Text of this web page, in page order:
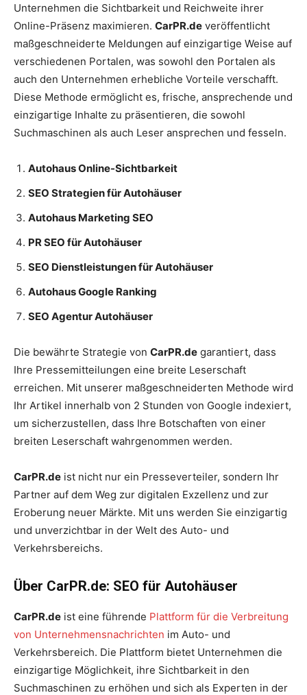
Unternehmen die Sichtbarkeit und Reichweite ihrer
Online-Präsenz maximieren. CarPR.de veröffentlicht
maßgeschneiderte Meldungen auf einzigartige Weise auf
verschiedenen Portalen, was sowohl den Portalen als
auch den Unternehmen erhebliche Vorteile verschafft.
Diese Methode ermöglicht es, frische, ansprechende und
einzigartige Inhalte zu präsentieren, die sowohl
Suchmaschinen als auch Leser ansprechen und fesseln.
Autohaus Online-Sichtbarkeit
SEO Strategien für Autohäuser
Autohaus Marketing SEO
PR SEO für Autohäuser
SEO Dienstleistungen für Autohäuser
Autohaus Google Ranking
SEO Agentur Autohäuser
Die bewährte Strategie von CarPR.de garantiert, dass
Ihre Pressemitteilungen eine breite Leserschaft
erreichen. Mit unserer maßgeschneiderten Methode wird
Ihr Artikel innerhalb von 2 Stunden von Google indexiert,
um sicherzustellen, dass Ihre Botschaften von einer
breiten Leserschaft wahrgenommen werden.
CarPR.de ist nicht nur ein Presseverteiler, sondern Ihr
Partner auf dem Weg zur digitalen Exzellenz und zur
Eroberung neuer Märkte. Mit uns werden Sie einzigartig
und unverzichtbar in der Welt des Auto- und
Verkehrsbereichs.
Über CarPR.de: SEO für Autohäuser
CarPR.de ist eine führende Plattform für die Verbreitung
von Unternehmensnachrichten im Auto- und
Verkehrsbereich. Die Plattform bietet Unternehmen die
einzigartige Möglichkeit, ihre Sichtbarkeit in den
Suchmaschinen zu erhöhen und sich als Experten in der